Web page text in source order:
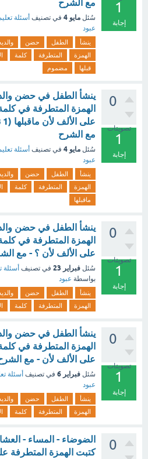
1
إجابة
مع الشرح
سُئل مايو 4 في تصنيف أسئلة
عبود
ينشأ الطفل حضن
الهمزة
المتطرفة كلمة
قبلها
مضموم
0
تصويتات
1
إجابة
ينشأ الطفل في حضن
الهمزة المتطرفة في
مع الشرح
سُئل مايو 4 في تصنيف أسئلة
عبود
ينشأ الطفل حضن
الهمزة
المتطرفة كلمة
ماقبلها
0
تصويتات
1
إجابة
ينشأ الطفل في حضن
الهمزة المتطرفة في
على الألف لأن ؟ - مع
سُئل فبراير 23 في تصنيف أسئلة
بواسطة عبود
ينشأ الطفل حضن
الهمزة
المتطرفة كلمة
0
تصويتات
1
إجابة
ينشأ الطفل في حضن
الهمزة المتطرفة في
على الألف لأن - مع
سُئل فبراير 6 في تصنيف أسئلة
عبود
ينشأ الطفل حضن
الهمزة
المتطرفة كلمة
0
الضوضاء - المساء -
كتبت الهمزة المتطرفة